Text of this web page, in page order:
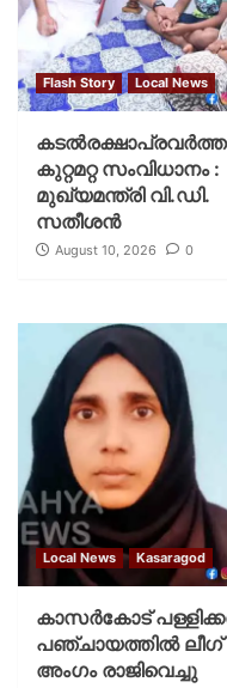
Flash Story Local News
കുറ്റമറ്റ സംവിധാനം :
മുഖ്യമന്ത്രി വി.ഡി.
സതീശന്‍
August 10, 2026 0
Local News Kasaragod
കാസര്‍കോട്
പഞ്ചായത്തില്‍ ലീഗ്
അംഗം രാജിവെച്ചു